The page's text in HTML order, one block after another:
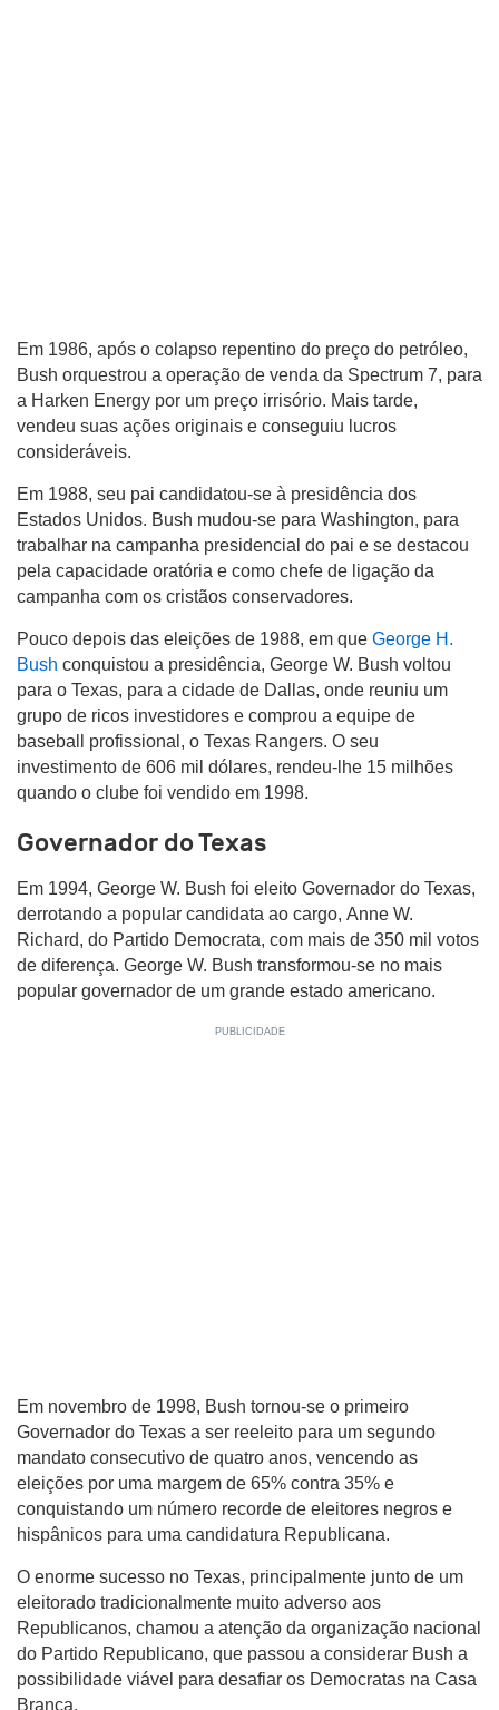
Em 1986, após o colapso repentino do preço do petróleo,
Bush orquestrou a operação de venda da Spectrum 7, para
a Harken Energy por um preço irrisório. Mais tarde,
vendeu suas ações originais e conseguiu lucros
consideráveis.
Em 1988, seu pai candidatou-se à presidência dos
Estados Unidos. Bush mudou-se para Washington, para
trabalhar na campanha presidencial do pai e se destacou
pela capacidade oratória e como chefe de ligação da
campanha com os cristãos conservadores.
Pouco depois das eleições de 1988, em que George H.
Bush conquistou a presidência, George W. Bush voltou
para o Texas, para a cidade de Dallas, onde reuniu um
grupo de ricos investidores e comprou a equipe de
baseball profissional, o Texas Rangers. O seu
investimento de 606 mil dólares, rendeu-lhe 15 milhões
quando o clube foi vendido em 1998.
Governador do Texas
Em 1994, George W. Bush foi eleito Governador do Texas,
derrotando a popular candidata ao cargo, Anne W.
Richard, do Partido Democrata, com mais de 350 mil votos
de diferença. George W. Bush transformou-se no mais
popular governador de um grande estado americano.
Em novembro de 1998, Bush tornou-se o primeiro
Governador do Texas a ser reeleito para um segundo
mandato consecutivo de quatro anos, vencendo as
eleições por uma margem de 65% contra 35% e
conquistando um número recorde de eleitores negros e
hispânicos para uma candidatura Republicana.
O enorme sucesso no Texas, principalmente junto de um
eleitorado tradicionalmente muito adverso aos
Republicanos, chamou a atenção da organização nacional
do Partido Republicano, que passou a considerar Bush a
possibilidade viável para desafiar os Democratas na Casa
Branca.